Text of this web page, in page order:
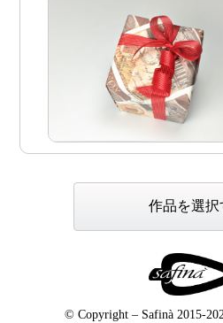
作品を選択
© Copyright – Safinà 2015-